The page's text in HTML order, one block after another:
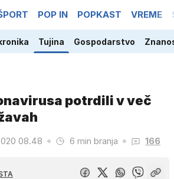
POP IN POPKAST VREME
Tujina Gospodarstvo
potrdili v več
08.48 6 min branja 166